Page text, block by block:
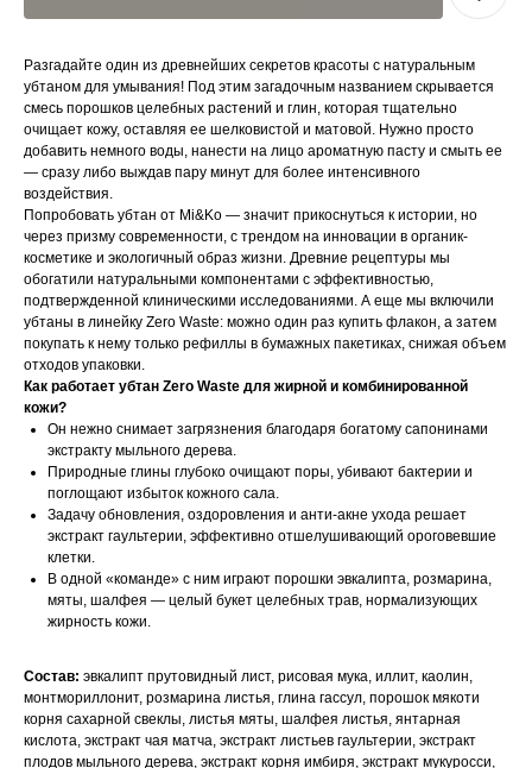
Разгадайте один из древнейших секретов красоты с натуральным
убтаном для умывания! Под этим загадочным названием скрывается
смесь порошков целебных растений и глин, которая тщательно
очищает кожу, оставляя ее шелковистой и матовой. Нужно просто
добавить немного воды, нанести на лицо ароматную пасту и смыть ее
— сразу либо выждав пару минут для более интенсивного
воздействия.
Попробовать убтан от Mi&Ko — значит прикоснуться к истории, но
через призму современности, с трендом на инновации в органик-
косметике и экологичный образ жизни. Древние рецептуры мы
обогатили натуральными компонентами с эффективностью,
подтвержденной клиническими исследованиями. А еще мы включили
убтаны в линейку Zero Waste: можно один раз купить флакон, а затем
покупать к нему только рефиллы в бумажных пакетиках, снижая объем
отходов упаковки.
Как работает убтан Zero Waste для жирной и комбинированной
кожи?
Он нежно снимает загрязнения благодаря богатому сапонинами
экстракту мыльного дерева.
Природные глины глубоко очищают поры, убивают бактерии и
поглощают избыток кожного сала.
Задачу обновления, оздоровления и анти-акне ухода решает
экстракт гаультерии, эффективно отшелушивающий ороговевшие
клетки.
В одной «команде» с ним играют порошки эвкалипта, розмарина,
мяты, шалфея — целый букет целебных трав, нормализующих
жирность кожи.
Состав: эвкалипт прутовидный лист, рисовая мука, иллит, каолин,
монтмориллонит, розмарина листья, глина гассул, порошок мякоти
корня сахарной свеклы, листья мяты, шалфея листья, янтарная
кислота, экстракт чая матча, экстракт листьев гаультерии, экстракт
плодов мыльного дерева, экстракт корня имбиря, экстракт мукуросси,